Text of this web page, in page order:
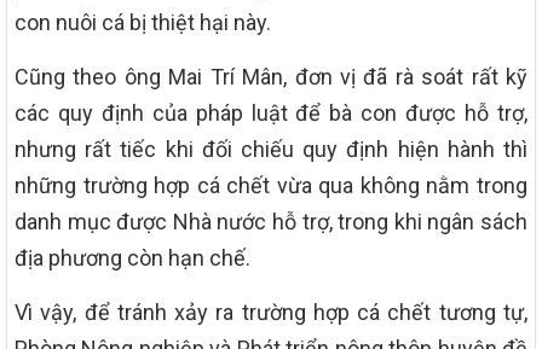
con nuôi cá bị thiệt hại này.
Cũng theo ông Mai Trí Mân, đơn vị đã rà soát rất kỹ
các quy định của pháp luật để bà con được hỗ trợ,
nhưng rất tiếc khi đối chiếu quy định hiện hành thì
những trường hợp cá chết vừa qua không nằm trong
danh mục được Nhà nước hỗ trợ, trong khi ngân sách
địa phương còn hạn chế.
Vì vậy, để tránh xảy ra trường hợp cá chết tương tự,